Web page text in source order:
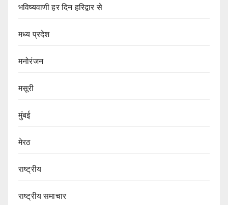
भविष्यवाणी हर दिन हरिद्वार से
मध्य प्रदेश
मनोरंजन
मसूरी
मुंबई
मेरठ
राष्ट्रीय
राष्ट्रीय समाचार